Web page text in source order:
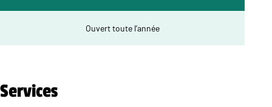
Ouvert toute l’année
Services